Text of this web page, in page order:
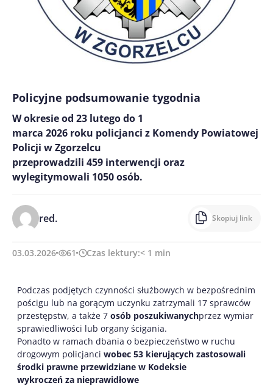
Policyjne podsumowanie tygodnia
W okresie od 23 lutego do 1
marca 2026 roku policjanci z Komendy Powiatowej
Policji w Zgorzelcu
przeprowadzili 459 interwencji oraz
wylegitymowali 1050 osób.
red. Skopiuj link
03.03.2026 61 Czas lektury:< 1 min
Podczas podjętych czynności służbowych w bezpośrednim
pościgu lub na gorącym uczynku zatrzymali 17 sprawców
przestępstw, a także 7 osób poszukiwanychprzez wymiar
sprawiedliwości lub organy ścigania.
Ponadto w ramach dbania o bezpieczeństwo w ruchu
drogowym policjanci wobec 53 kierujących zastosowali
środki prawne przewidziane w Kodeksie
wykroczeń za nieprawidłowe